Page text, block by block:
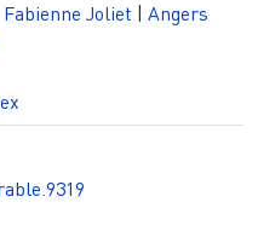
Fabienne Joliet
Angers